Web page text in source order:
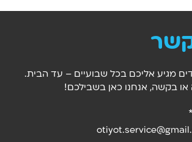
קשר
מגיע אליכם בכל שבועיים – עד הבית.
או בקשה, אנחנו כאן בשבילכם!